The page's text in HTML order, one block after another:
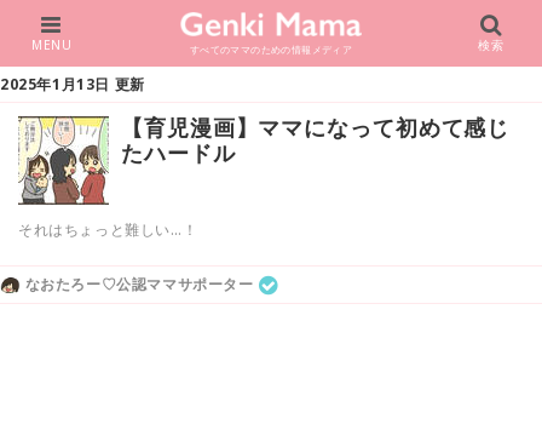
すべてのママのための情報メディア
MENU 検索
2025年1月13日 更新
【育児漫画】ママになって初めて感じ
たハードル
それはちょっと難しい…！
なおたろー♡公認ママサポーター